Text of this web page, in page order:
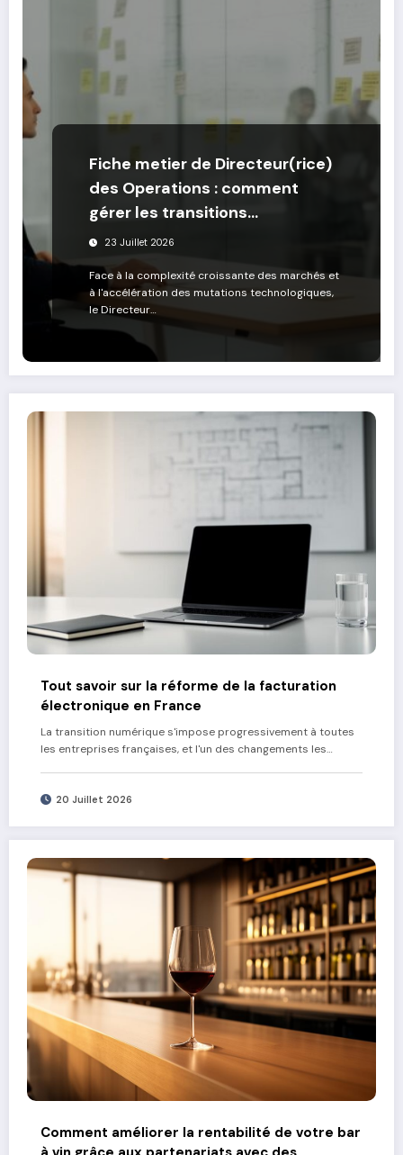
Fiche metier de Directeur(rice)
des Operations : comment
gérer les transitions
stratégiques
23 Juillet 2026
Face à la complexité croissante des marchés et
à l'accélération des mutations technologiques,
le Directeur…
Tout savoir sur la réforme de la facturation
électronique en France
La transition numérique s'impose progressivement à toutes
les entreprises françaises, et l'un des changements les…
20 Juillet 2026
Comment améliorer la rentabilité de votre bar